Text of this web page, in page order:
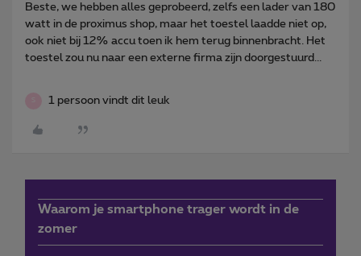
Beste, we hebben alles geprobeerd, zelfs een lader van 180
watt in de proximus shop, maar het toestel laadde niet op,
ook niet bij 12% accu toen ik hem terug binnenbracht. Het
toestel zou nu naar een externe firma zijn doorgestuurd...
1 persoon vindt dit leuk
Waarom je smartphone trager wordt in de
zomer